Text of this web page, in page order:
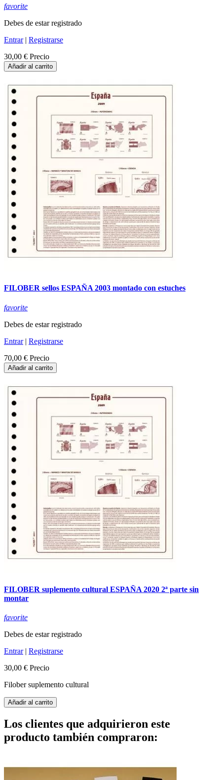
favorite
Debes de estar registrado
Entrar| Registrarse
30,00 € Precio
Añadir al carrito
FILOBER sellos ESPAÑA 2003 montado con estuches
favorite
Debes de estar registrado
Entrar| Registrarse
70,00 € Precio
Añadir al carrito
FILOBER suplemento cultural ESPAÑA 2020 2ª parte sin
montar
favorite
Debes de estar registrado
Entrar| Registrarse
30,00 € Precio
Filober suplemento cultural
Añadir al carrito
Los clientes que adquirieron este
producto también compraron: